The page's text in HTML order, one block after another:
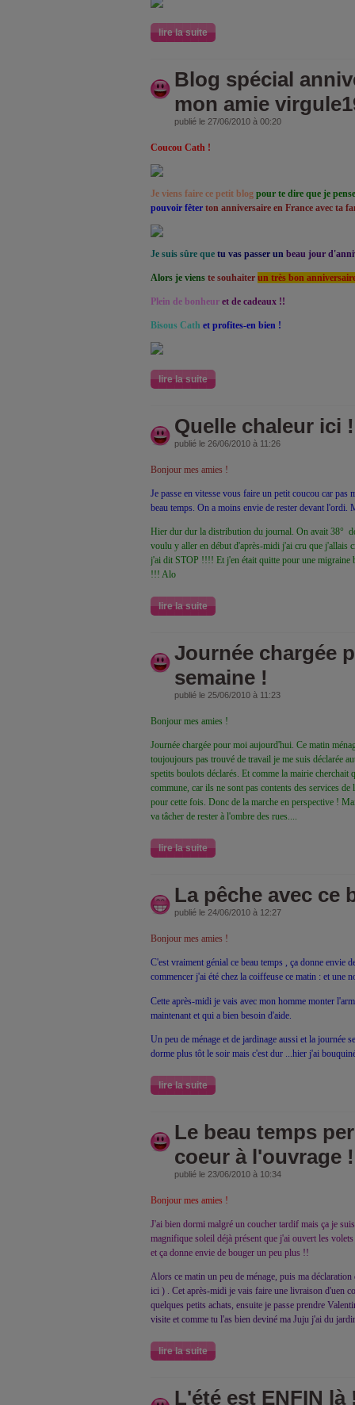
lire la suite
Blog spécial
mon amie
publié le 27/06/2010 à 00:20
Coucou Cath !
Je viens faire ce petit blog pour te dire que je
pouvoir fêter ton anniversaire en France avec ta
Je suis sûre que tu vas passer un beau jour
Alors je viens te souhaiter un très bon
Plein de bonheur et de cadeaux !!
Bisous Cath et profites-en bien !
lire la suite
Quelle chaleur ici
publié le 26/06/2010 à 11:26
Bonjour mes amies !
Je passe en vitesse vous faire un petit coucou car pas
beau temps. On a moins envie de rester devant l'ordi.
Hier dur dur la distribution du journal. On avait 38°
voulu y aller en début d'après-midi j'ai cru que j'allais
j'ai dit STOP !!!! Et j'en était quitte pour une migraine
!!! Alo
lire la suite
Journée chargée
semaine !
publié le 25/06/2010 à 11:23
Bonjour mes amies !
Journée chargée pour moi aujourd'hui. Ce matin
toujoujours pas trouvé de travail je me suis déclarée
spetits boulots déclarés. Et comme la mairie
commune, car ils ne sont pas contents des services
pour cette fois. Donc de la marche en perspective !
va tâcher de rester à l'ombre des rues....
lire la suite
La pêche avec ce
publié le 24/06/2010 à 12:27
Bonjour mes amies !
C'est vraiment génial ce beau temps , ça donne envie
commencer j'ai été chez la coiffeuse ce matin : et une
Cette après-midi je vais avec mon homme monter
maintenant et qui a bien besoin d'aide.
Un peu de ménage et de jardinage aussi et la journée
dorme plus tôt le soir mais c'est dur ...hier j'ai
lire la suite
Le beau temps
coeur à l'ouvrage
publié le 23/06/2010 à 10:34
Bonjour mes amies !
J'ai bien dormi malgré un coucher tardif mais ça je
magnifique soleil déjà présent que j'ai ouvert les
et ça donne envie de bouger un peu plus !!
Alors ce matin un peu de ménage, puis ma
ici ) . Cet après-midi je vais faire une livraison d'uen
quelques petits achats, ensuite je passe prendre
visite et comme tu l'as bien deviné ma Juju j'ai du
lire la suite
L'été est ENFIN